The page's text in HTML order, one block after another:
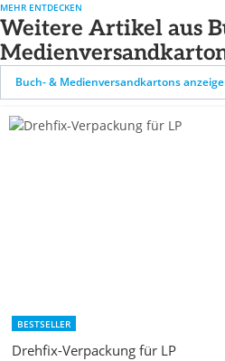
MEHR ENTDECKEN
Weitere Artikel aus
Buch- & Medienversandkartons
BESTSELLER
Drehfix-Verpackung für LP